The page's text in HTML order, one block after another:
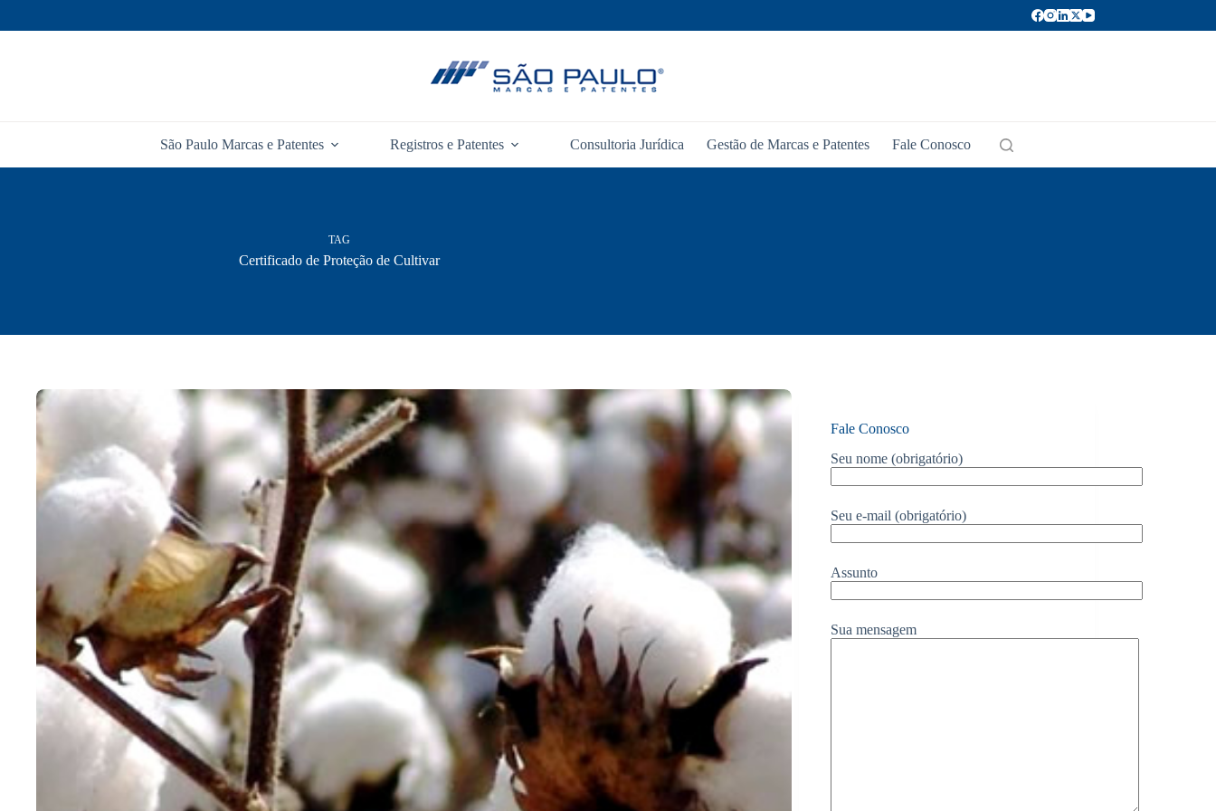
São Paulo Marcas e Patentes Registros e Patentes Consultoria Jurídica Gestão de Marcas e Patentes Fale Conosco
TAG
Certificado de Proteção de Cultivar
Fale Conosco
Seu nome (obrigatório)
Seu e-mail (obrigatório)
Assunto
Sua mensagem